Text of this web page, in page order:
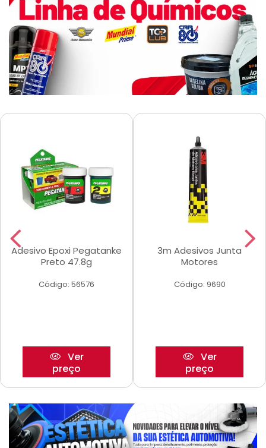
Adesivo Epoxi Pegatanke
Preto 47.8g
Código: 56576
Ver
preço
3m Adesivos Junta
Motores
Código: 9690
Ver
preço